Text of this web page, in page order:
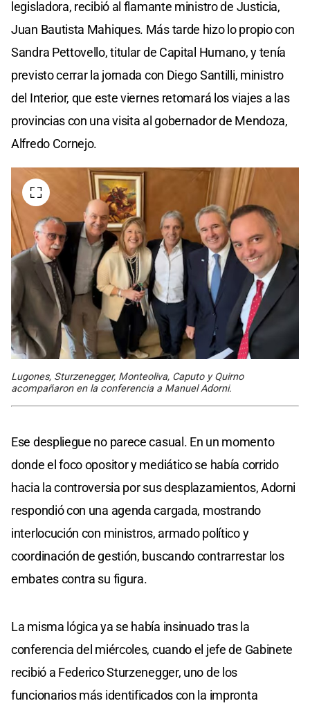
legisladora, recibió al flamante ministro de Justicia,
Juan Bautista Mahiques. Más tarde hizo lo propio con
Sandra Pettovello, titular de Capital Humano, y tenía
previsto cerrar la jornada con Diego Santilli, ministro
del Interior, que este viernes retomará los viajes a las
provincias con una visita al gobernador de Mendoza,
Alfredo Cornejo.
Lugones, Sturzenegger, Monteoliva, Caputo y Quirno
acompañaron en la conferencia a Manuel Adorni.
Ese despliegue no parece casual. En un momento
donde el foco opositor y mediático se había corrido
hacia la controversia por sus desplazamientos, Adorni
respondió con una agenda cargada, mostrando
interlocución con ministros, armado político y
coordinación de gestión, buscando contrarrestar los
embates contra su figura.
La misma lógica ya se había insinuado tras la
conferencia del miércoles, cuando el jefe de Gabinete
recibió a Federico Sturzenegger, uno de los
funcionarios más identificados con la impronta